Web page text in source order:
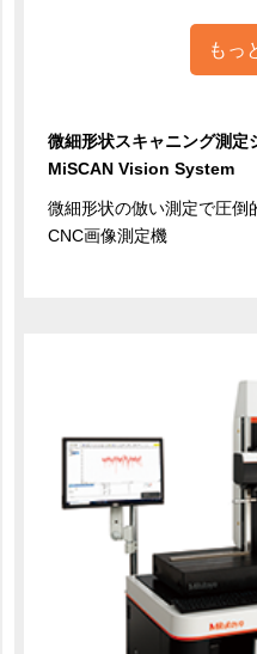
もっ
微細形状スキャニング測定
MiSCAN Vision System
微細形状の倣い測定で圧倒
CNC画像測定機